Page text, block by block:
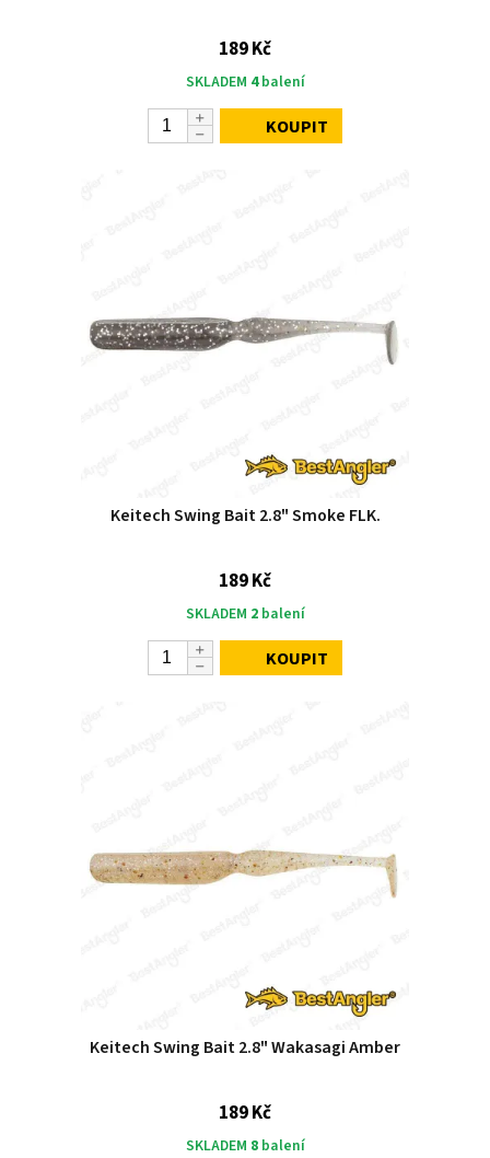
189 Kč
SKLADEM 4balení
KOUPIT
Keitech Swing Bait 2.8" Smoke FLK.
189 Kč
SKLADEM 2balení
KOUPIT
Keitech Swing Bait 2.8" Wakasagi Amber
189 Kč
SKLADEM 8balení